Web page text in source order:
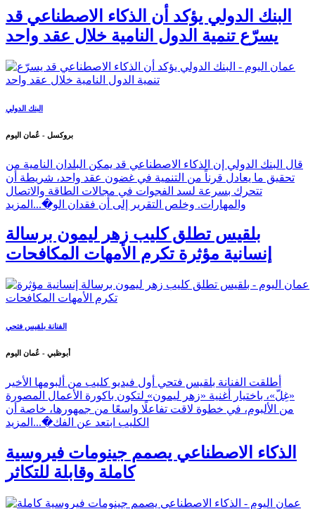
البنك الدولي يؤكد أن الذكاء الاصطناعي قد
يسرّع تنمية الدول النامية خلال عقد واحد
البنك الدولي
بروكسل - عُمان اليوم
قال البنك الدولي إن الذكاء الاصطناعي قد يمكن البلدان النامية من
تحقيق ما يعادل قرناً من التنمية في غضون عقد واحد، شريطة أن
تتحرك بسرعة لسد الفجوات في مجالات الطاقة والاتصال
والمهارات. وخلص التقرير إلى أن فقدان الو�... المزيد
بلقيس تطلق كليب زهر ليمون برسالة
إنسانية مؤثرة تكرم الأمهات المكافحات
الفنانة بلقيس فتحي
أبوظبي - عُمان اليوم
أطلقت الفنانة بلقيس فتحي أول فيديو كليب من ألبومها الأخير
«غِلّ»، باختيار أغنية «زهر ليمون» لتكون باكورة الأعمال المصورة
من الألبوم، في خطوة لاقت تفاعلًا واسعًا من جمهورها، خاصة أن
الكليب ابتعد عن الفك�... المزيد
الذكاء الاصطناعي يصمم جينومات فيروسية
كاملة وقابلة للتكاثر